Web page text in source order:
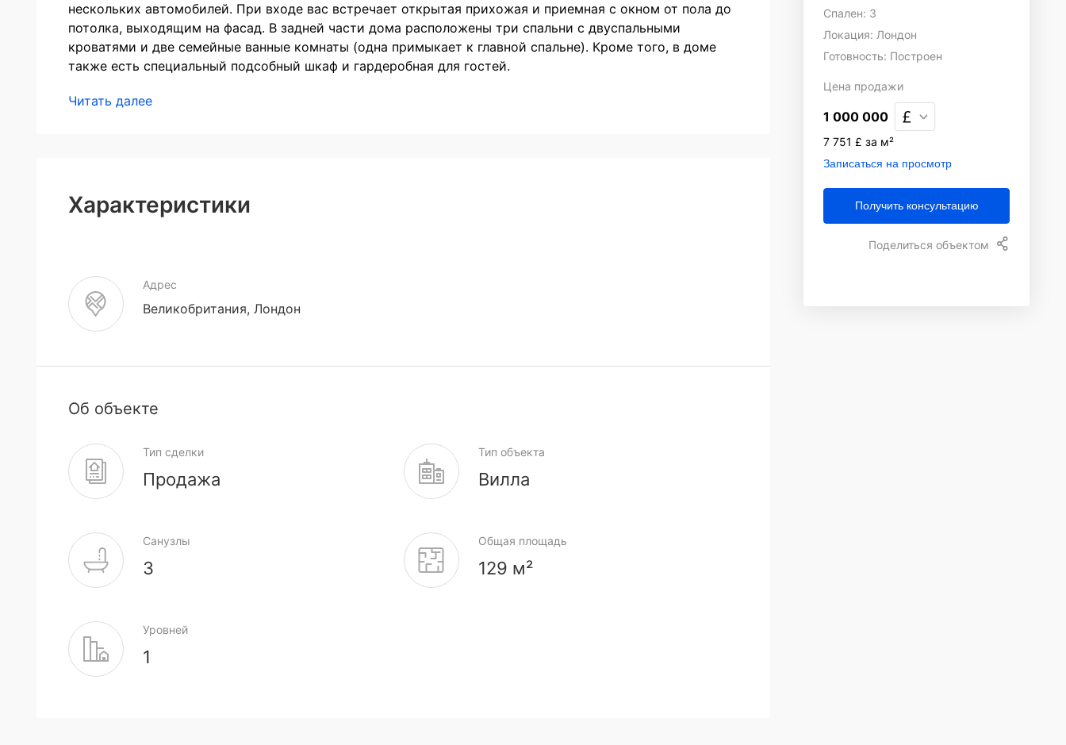
нескольких автомобилей. При входе вас встречает открытая прихожая и приемная с окном от пола до
потолка, выходящим на фасад. В задней части дома расположены три спальни с двуспальными
кроватями и две семейные ванные комнаты (одна примыкает к главной спальне). Кроме того, в доме
также есть специальный подсобный шкаф и гардеробная для гостей.
Читать далее
Характеристики
Адрес
Великобритания, Лондон
Об объекте
Тип сделки
Продажа
Тип объекта
Вилла
Санузлы
3
Общая площадь
129 м²
Уровней
1
Спален: 3
Локация: Лондон
Готовность: Построен
Цена продажи
1 000 000
7 751 £ за м²
Записаться на просмотр
Получить консультацию
Поделиться объектом